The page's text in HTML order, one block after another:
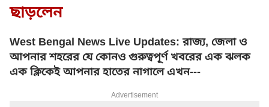
ছাড়লেন
West Bengal News Live Updates: রাজ্য, জেলা ও
আপনার শহরের যে কোনও গুরুত্বপূর্ণ খবরের এক ঝলক
এক ক্লিকেই আপনার হাতের নাগালে এখন---
Advertisement